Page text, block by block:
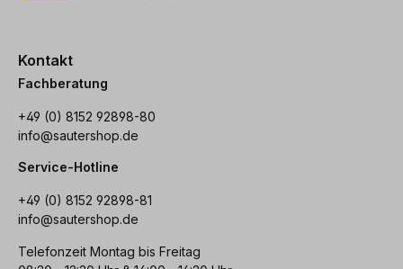
Kontakt
Fachberatung
+49 (0) 8152 92898-80
info@sautershop.de
Service-Hotline
+49 (0) 8152 92898-81
info@sautershop.de
Telefonzeit Montag bis Freitag